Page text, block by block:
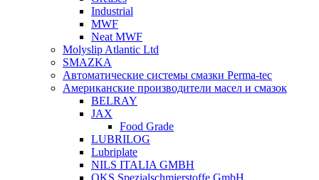
Industrial
MWF
Neat MWF
Molyslip Atlantic Ltd
SMAZKA
Автоматические системы смазки Perma-tec
Американские производители масел и смазок
BELRAY
JAX
Food Grade
LUBRILOG
Lubriplate
NILS ITALIA GMBH
OKS Spezialschmierstoffe GmbH